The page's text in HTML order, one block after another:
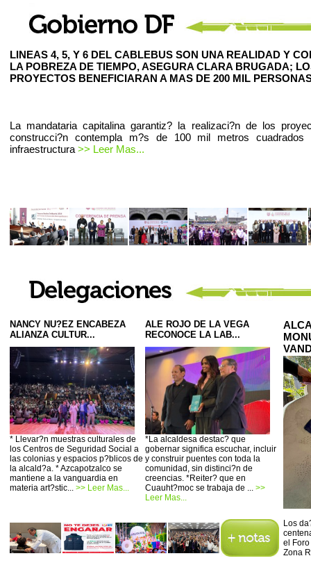
LINEAS 4, 5, Y 6 DEL CABLEBUS SON UNA REALIDAD Y
LA POBREZA DE TIEMPO, ASEGURA CLARA BRUGADA;
PROYECTOS BENEFICIARAN A MAS DE 200 MIL
La mandataria capitalina garantiz? la realizaci?n de los
construcci?n contempla m?s de 100 mil metros cuadrados
infraestructura >> Leer Mas...
NANCY NU?EZ ENCABEZA
ALIANZA CULTUR...
* Llevar?n muestras culturales de
los Centros de Seguridad Social a
las colonias y espacios p?blicos de
la alcald?a. * Azcapotzalco se
mantiene a la vanguardia en
materia art?stic... >> Leer Mas...
ALE ROJO DE LA VEGA
RECONOCE LA LAB...
*La alcaldesa destac? que
gobernar significa escuchar, incluir
y construir puentes con toda la
comunidad, sin distinci?n de
creencias. *Reiter? que en
Cuauht?moc se trabaja de ... >>
Leer Mas...
Los
el
Zona